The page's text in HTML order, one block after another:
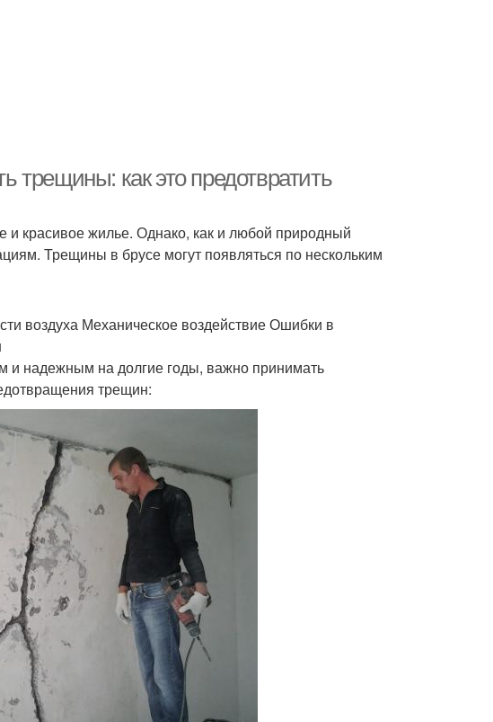
трещины: как это предотвратить
и красивое жилье. Однако, как и любой природный
Трещины в брусе могут появляться по нескольким
воздуха Механическое воздействие Ошибки в
и надежным на долгие годы, важно принимать
трещин: